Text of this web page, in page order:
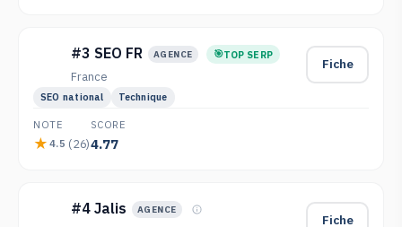
#3 SEO FR AGENCE TOP SERP
France
Fiche
SEO national Technique
NOTE
4.5 (26)
SCORE
4.77
#4 Jalis AGENCE
Fiche